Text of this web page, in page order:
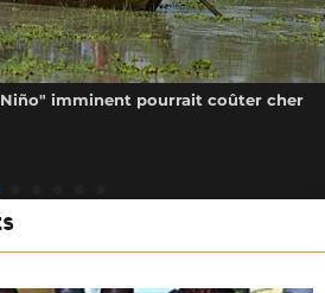
imminent pourrait coûter cher